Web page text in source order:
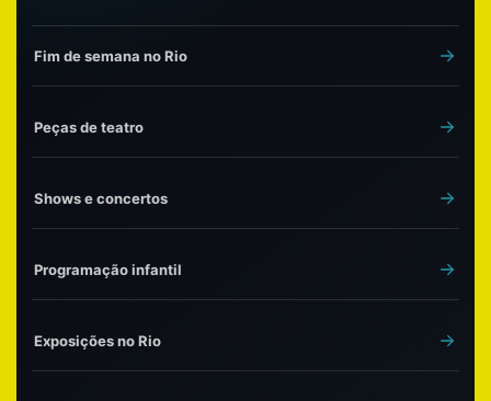
Fim de semana no Rio
Peças de teatro
Shows e concertos
Programação infantil
Exposições no Rio